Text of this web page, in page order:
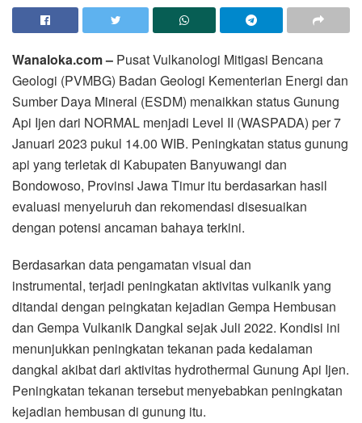
Wanaloka.com – Pusat Vulkanologi Mitigasi Bencana
Geologi (PVMBG) Badan Geologi Kementerian Energi dan
Sumber Daya Mineral (ESDM) menaikkan status Gunung
Api Ijen dari NORMAL menjadi Level II (WASPADA) per 7
Januari 2023 pukul 14.00 WIB. Peningkatan status gunung
api yang terletak di Kabupaten Banyuwangi dan
Bondowoso, Provinsi Jawa Timur itu berdasarkan hasil
evaluasi menyeluruh dan rekomendasi disesuaikan
dengan potensi ancaman bahaya terkini.
Berdasarkan data pengamatan visual dan
instrumental, terjadi peningkatan aktivitas vulkanik yang
ditandai dengan peingkatan kejadian Gempa Hembusan
dan Gempa Vulkanik Dangkal sejak Juli 2022. Kondisi ini
menunjukkan peningkatan tekanan pada kedalaman
dangkal akibat dari aktivitas hydrothermal Gunung Api Ijen.
Peningkatan tekanan tersebut menyebabkan peningkatan
kejadian hembusan di gunung itu.